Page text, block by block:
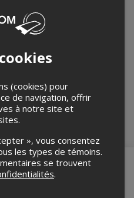
mandataire pour
en ligne et la vente de billets
Quai des Brumes
(cookies) pour
de navigation, offrir
à notre site et
», vous consentez
les types de témoins.
se trouvent
.